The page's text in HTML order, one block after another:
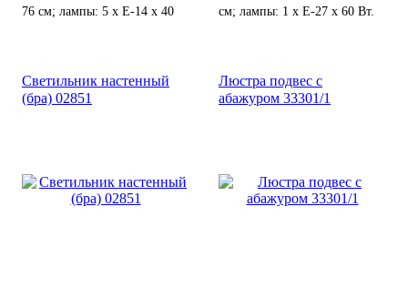
76 см; лампы: 5 х Е-14 х 40
см; лампы: 1 х Е-27 х 60 Вт.
Светильник настенный
(бра) 02851
Люстра подвес с
абажуром 33301/1